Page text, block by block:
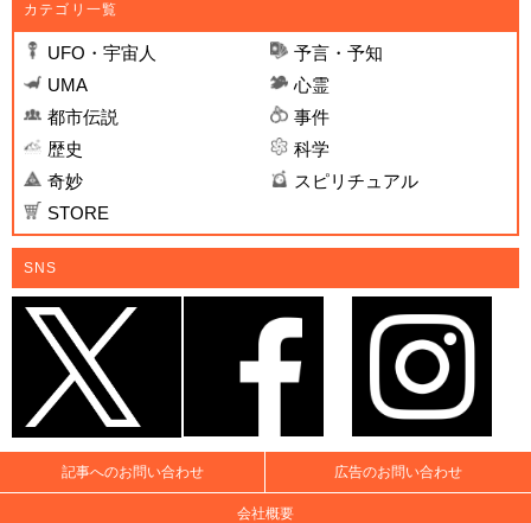
カテゴリ一覧
UFO・宇宙人
予言・予知
UMA
心霊
都市伝説
事件
歴史
科学
奇妙
スピリチュアル
STORE
SNS
記事へのお問い合わせ 広告のお問い合わせ
会社概要